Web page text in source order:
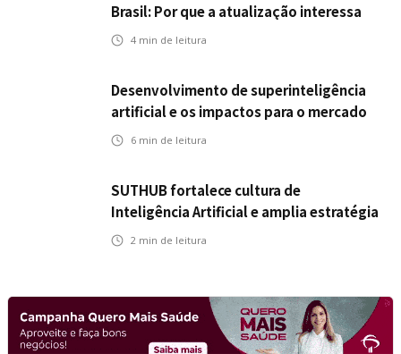
Brasil: Por que a atualização interessa
ao mercado segurador?
4 min de leitura
Desenvolvimento de superinteligência
artificial e os impactos para o mercado
de seguros
6 min de leitura
SUTHUB fortalece cultura de
Inteligência Artificial e amplia estratégia
para toda a organização
2 min de leitura